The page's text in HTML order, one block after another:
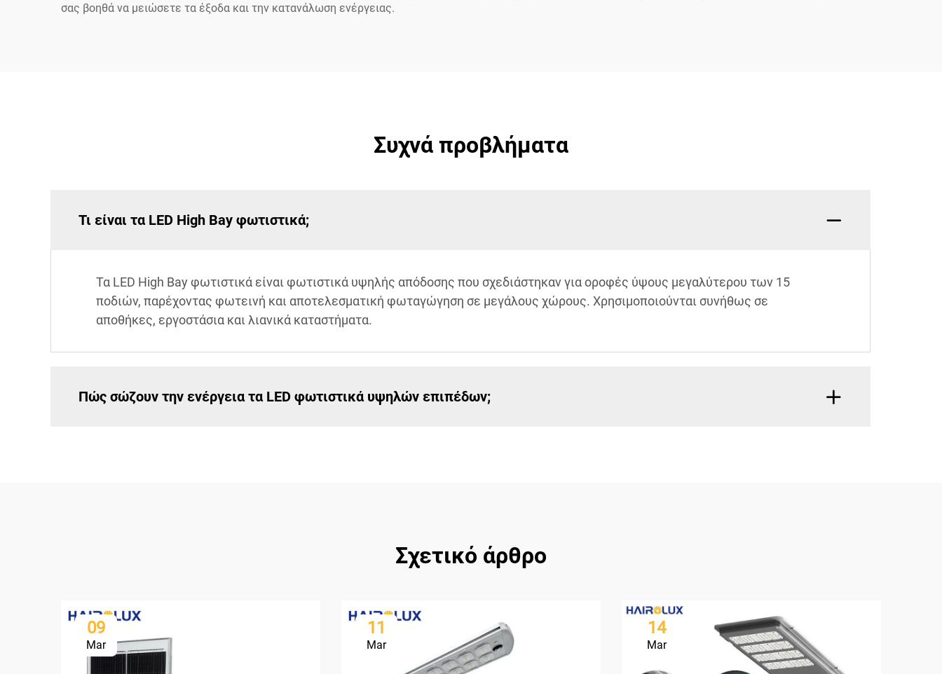
σας βοηθά να μειώσετε τα έξοδα και την κατανάλωση ενέργειας.
Συχνά προβλήματα
Τι είναι τα LED High Bay φωτιστικά;
Τα LED High Bay φωτιστικά είναι φωτιστικά υψηλής απόδοσης που σχεδιάστηκαν για οροφές ύψους μεγαλύτερου των 15
ποδιών, παρέχοντας φωτεινή και αποτελεσματική φωταγώγηση σε μεγάλους χώρους. Χρησιμοποιούνται συνήθως σε
αποθήκες, εργοστάσια και λιανικά καταστήματα.
Πώς σώζουν την ενέργεια τα LED φωτιστικά υψηλών επιπέδων;
Σχετικό άρθρο
09
Mar
11
Mar
14
Mar